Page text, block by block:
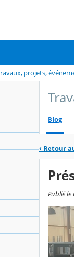
projets,
Blog
‹ Retour
Publié le